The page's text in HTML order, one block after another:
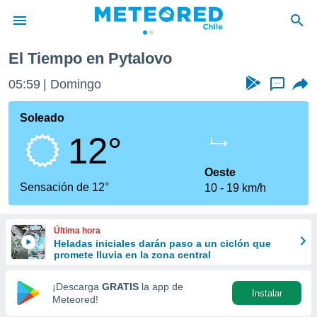
de
por
que se
calidad.
a este
las
y
forma
digital
basada
El Tiempo en Pytalovo
05:59 Domingo ...
Soleado
12°
Sensación de 12°
Oeste
10
19 km/h
Última hora
Heladas iniciales darán paso a un ciclón que
promete lluvia en la zona central
¡Descarga GRATIS la app de
Meteored!
Instalar